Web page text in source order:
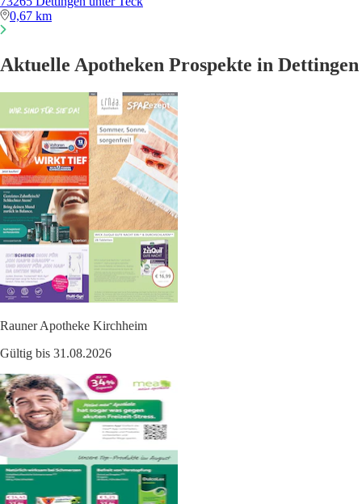
0,67 km
Aktuelle Apotheken Prospekte in Dettingen
Rauner Apotheke Kirchheim
Gültig bis 31.08.2026